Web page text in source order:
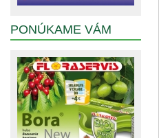
PONÚKAME VÁM